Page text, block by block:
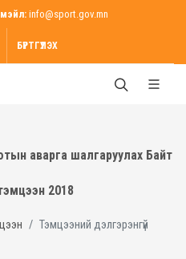
info@sport.gov.mn
БҮРТГҮҮЛЭХ
аварга шалгаруулах Байт
2018
Тэмцээний дэлгэрэнгүй